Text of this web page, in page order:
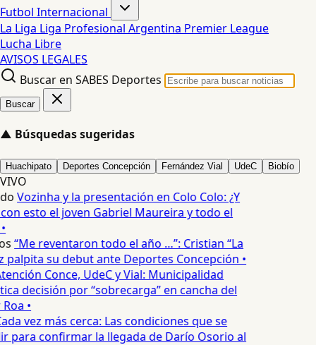
Futbol Internacional
La Liga Liga Profesional Argentina Premier League
Lucha Libre
AVISOS LEGALES
Buscar en SABES Deportes
Buscar
▲ Búsquedas sugeridas
Huachipato Deportes Concepción Fernández Vial UdeC Biobío
VIVO
Vozinha y la presentación en Colo Colo: ¿Y
esto el joven Gabriel Maureira y todo el
“Me reventaron todo el año …”: Cristian “La
palpita su debut ante Deportes Concepción •
Conce, UdeC y Vial: Municipalidad
decisión por “sobrecarga” en cancha del
•
vez más cerca: Las condiciones que se
para confirmar la llegada de Darío Osorio al